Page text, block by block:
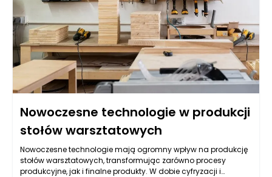
Nowoczesne technologie w produkcji
stołów warsztatowych
Nowoczesne technologie mają ogromny wpływ na produkcję
stołów warsztatowych, transformując zarówno procesy
produkcyjne, jak i finalne produkty. W dobie cyfryzacji i